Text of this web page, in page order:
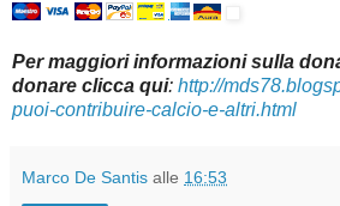
Per maggiori informazioni sulla
donare clicca qui: http://
puoi-contribuire-calcio-e-altri.html
Marco De Santis alle 16:53